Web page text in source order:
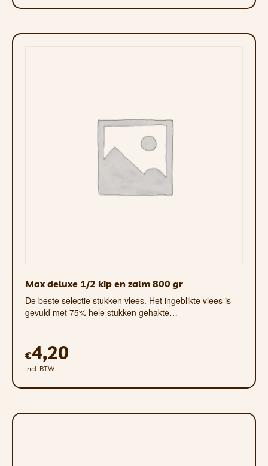
Max deluxe 1/2 kip en zalm 800 gr
De beste selectie stukken vlees. Het ingeblikte vlees is
gevuld met 75% hele stukken gehakte…
€4,20
Incl. BTW